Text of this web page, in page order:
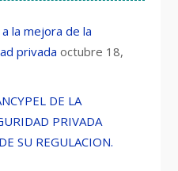
la mejora de la
privada octubre 18,
DE LA
PRIVADA
SU REGULACION.